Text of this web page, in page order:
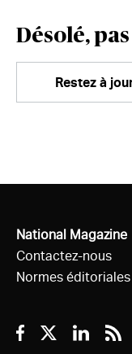
Désolé,
Restez à
National Magazine
Contactez-nous
Normes éditoriales
Facebook
TwitterLinkedin
RSS